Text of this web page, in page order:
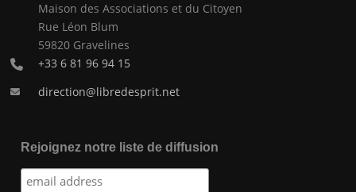
Maison des Associations et du Citoyen
Rue Léon Blum
59820 Gravelines
+33 6 81 96 94 15
direction@libredesprit.net
Rejoignez notre liste de diffusion